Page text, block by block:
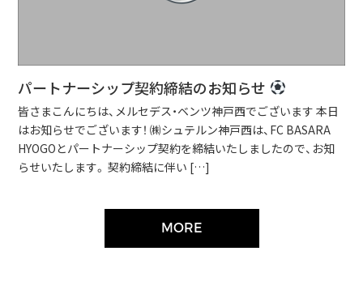
パートナーシップ契約締結のお知らせ
皆さまこんにちは、メルセデス・ベンツ神戸西でございます 本日
はお知らせでございます！ ㈱シュテルン神戸西は、FC BASARA
HYOGOとパートナーシップ契約を締結いたしましたので、お知
らせいたします。 契約締結に伴い […]
MORE